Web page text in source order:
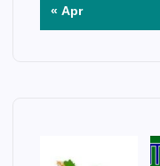
« Apr